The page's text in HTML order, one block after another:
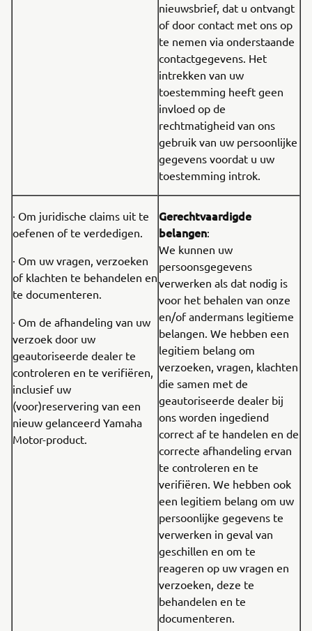
nieuwsbrief, dat u ontvangt
of door contact met ons op
te nemen via onderstaande
contactgegevens. Het
intrekken van uw
toestemming heeft geen
invloed op de
rechtmatigheid van ons
gebruik van uw persoonlijke
gegevens voordat u uw
toestemming introk.
· Om juridische claims uit te
oefenen of te verdedigen.
· Om uw vragen, verzoeken
of klachten te behandelen en
te documenteren.
· Om de afhandeling van uw
verzoek door uw
geautoriseerde dealer te
controleren en te verifiëren,
inclusief uw
(voor)reservering van een
nieuw gelanceerd Yamaha
Motor-product.
Gerechtvaardigde
belangen:
We kunnen uw
persoonsgegevens
verwerken als dat nodig is
voor het behalen van onze
en/of andermans legitieme
belangen. We hebben een
legitiem belang om
verzoeken, vragen, klachten
die samen met de
geautoriseerde dealer bij
ons worden ingediend
correct af te handelen en de
correcte afhandeling ervan
te controleren en te
verifiëren. We hebben ook
een legitiem belang om uw
persoonlijke gegevens te
verwerken in geval van
geschillen en om te
reageren op uw vragen en
verzoeken, deze te
behandelen en te
documenteren.